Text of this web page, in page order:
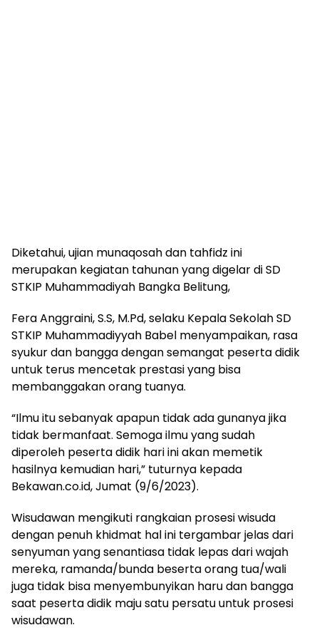
Diketahui, ujian munaqosah dan tahfidz ini
merupakan kegiatan tahunan yang digelar di SD
STKIP Muhammadiyah Bangka Belitung,
Fera Anggraini, S.S, M.Pd, selaku Kepala Sekolah SD
STKIP Muhammadiyyah Babel menyampaikan, rasa
syukur dan bangga dengan semangat peserta didik
untuk terus mencetak prestasi yang bisa
membanggakan orang tuanya.
“Ilmu itu sebanyak apapun tidak ada gunanya jika
tidak bermanfaat. Semoga ilmu yang sudah
diperoleh peserta didik hari ini akan memetik
hasilnya kemudian hari,” tuturnya kepada
Bekawan.co.id, Jumat (9/6/2023).
Wisudawan mengikuti rangkaian prosesi wisuda
dengan penuh khidmat hal ini tergambar jelas dari
senyuman yang senantiasa tidak lepas dari wajah
mereka, ramanda/bunda beserta orang tua/wali
juga tidak bisa menyembunyikan haru dan bangga
saat peserta didik maju satu persatu untuk prosesi
wisudawan.